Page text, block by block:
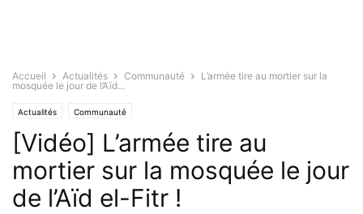
Accueil Actualités Communauté
L’armée tire au mortier sur la
mosquée le jour de l’Aïd...
Actualités Communauté
[Vidéo] L’armée tire au
mortier sur la mosquée le jour
de l’Aïd el-Fitr !